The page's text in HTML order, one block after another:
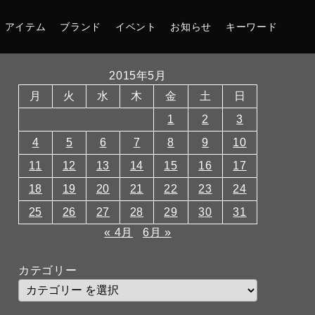
アイテム ブランド イベント お知らせ キーワード
2015年5月
月
火 水 木 金 土
日
1
2
3
4
5 6 7 8 9
10
11
12 13 14 15 16
17
18
19 20 21 22 23
24
25
26 27 28 29 30
31
« 4月
6月 »
カテゴリー